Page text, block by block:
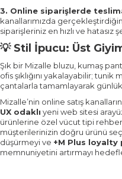
3. Online siparişlerde
kanallarımızda
siparişleriniz en hızlı ve hatasız
💡Stil İpucu: Üst
Şık bir Mizalle bluzu, kumaş
ofis şıklığını yakalayabilir;
çantalarla tamamlayarak
Mizalle’nin online satış
UX odaklı yeni web sitesi
ürünlerine özel vücut tipi
müşterilerinizin doğru ürünü
düşürmeyi ve +M Plus loyalty
memnuniyetini artırmayı